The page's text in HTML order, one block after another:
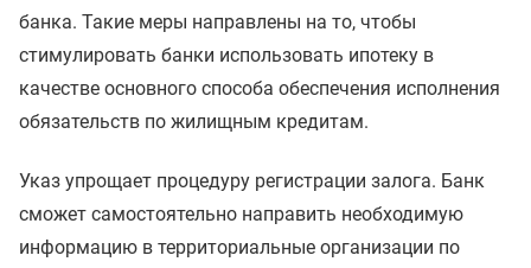
банка. Такие меры направлены на то, чтобы
стимулировать банки использовать ипотеку в
качестве основного способа обеспечения исполнения
обязательств по жилищным кредитам.
Указ упрощает процедуру регистрации залога. Банк
сможет самостоятельно направить необходимую
информацию в территориальные организации по